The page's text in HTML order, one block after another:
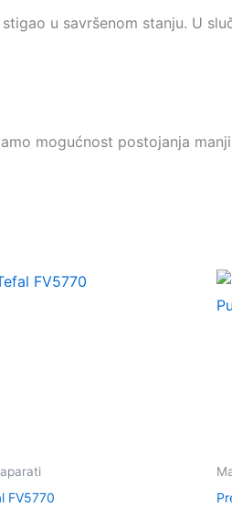
u savršenom stanju. U
mogućnost postojanja
FV5770